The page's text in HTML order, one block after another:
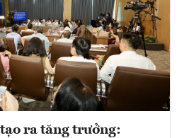
ra tăng trưởng: